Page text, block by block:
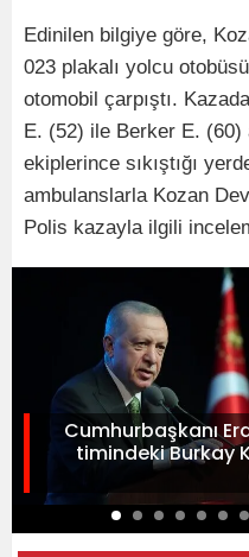
Edinilen bilgiye göre,
023 plakalı yolcu
otomobil çarpıştı.
E. (52) ile Berker E. (60)
ekiplerince sıkıştığı
ambulanslarla Kozan
Polis kazayla ilgili
Cumhurbaşkanı
timindeki Burkay